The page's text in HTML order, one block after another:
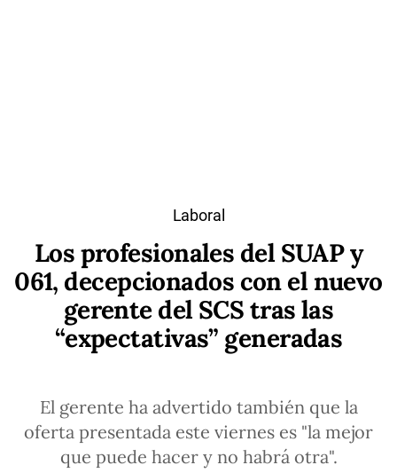
Laboral
Los profesionales del SUAP y
061, decepcionados con el nuevo
gerente del SCS tras las
“expectativas” generadas
El gerente ha advertido también que la
oferta presentada este viernes es "la mejor
que puede hacer y no habrá otra".